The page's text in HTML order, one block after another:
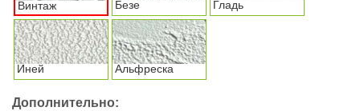
Винтаж Безе Гладь
Иней Альфреска
Дополнительно: